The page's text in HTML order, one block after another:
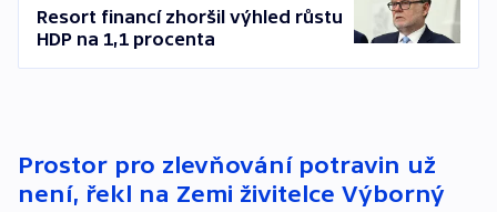
Resort financí zhoršil výhled růstu
HDP na 1,1 procenta
Prostor pro zlevňování potravin už
není, řekl na Zemi živitelce Výborný